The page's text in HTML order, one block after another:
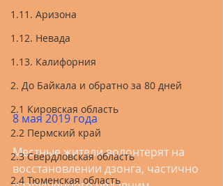
1.11. Аризона
1.12. Невада
1.13. Калифорния
2. До Байкала и обратно за 80 дней
2.1 Кировская область
2.2 Пермский край
2.3 Свердловская область
2.4 Тюменская область
8 мая 2019 года
Местные жители волонтерят на
восстановлении дзонга, частично